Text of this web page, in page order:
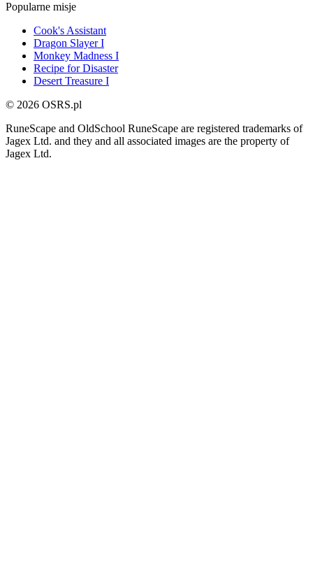
Popularne misje
Cook's Assistant
Dragon Slayer I
Monkey Madness I
Recipe for Disaster
Desert Treasure I
© 2026 OSRS.pl
RuneScape and OldSchool RuneScape are registered trademarks of
Jagex Ltd. and they and all associated images are the property of
Jagex Ltd.